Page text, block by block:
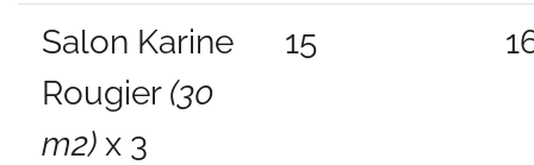
Salon Karine
Rougier (30
m2) x 3
15